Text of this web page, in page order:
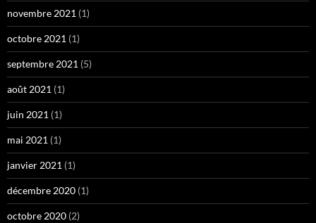
novembre 2021 (1)
octobre 2021 (1)
septembre 2021 (5)
août 2021 (1)
juin 2021 (1)
mai 2021 (1)
janvier 2021 (1)
décembre 2020 (1)
octobre 2020 (2)